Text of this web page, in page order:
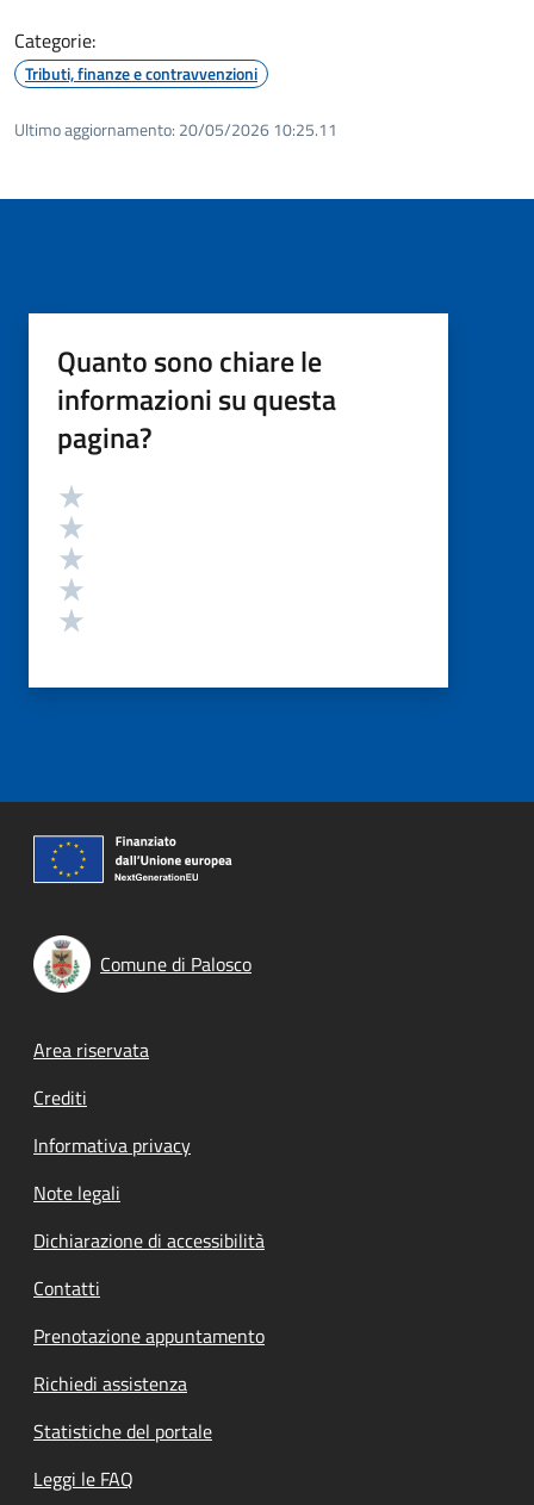
Categorie:
Tributi, finanze e contravvenzioni
Ultimo aggiornamento: 20/05/2026 10:25.11
Quanto sono chiare le
informazioni su questa
pagina?
Valutazione
Comune di Palosco
Footer menu
Area riservata
Crediti
Informativa privacy
Note legali
Dichiarazione di accessibilità
Contatti
Prenotazione appuntamento
Richiedi assistenza
Statistiche del portale
Leggi le FAQ